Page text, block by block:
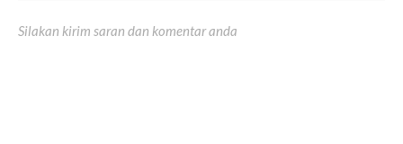
Silakan kirim saran dan komentar anda